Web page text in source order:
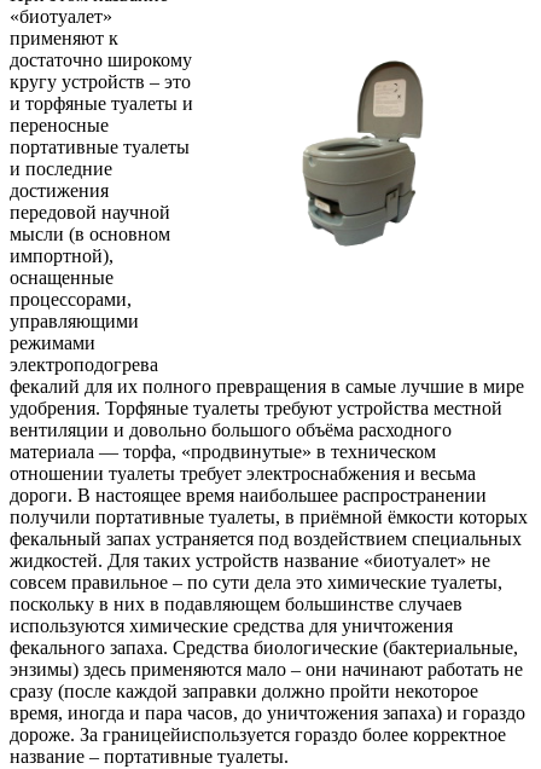
«биотуалет»
применяют к
достаточно широкому
кругу устройств – это
и торфяные туалеты и
переносные
портативные туалеты
и последние
достижения
передовой научной
мысли (в основном
импортной),
оснащенные
процессорами,
управляющими
режимами
электроподогрева
фекалий для их полного превращения в самые лучшие в мире
удобрения. Торфяные туалеты требуют устройства местной
вентиляции и довольно большого объёма расходного
материала — торфа, «продвинутые» в техническом
отношении туалеты требует электроснабжения и весьма
дороги. В настоящее время наибольшее распространении
получили портативные туалеты, в приёмной ёмкости которых
фекальный запах устраняется под воздействием специальных
жидкостей. Для таких устройств название «биотуалет» не
совсем правильное – по сути дела это химические туалеты,
поскольку в них в подавляющем большинстве случаев
используются химические средства для уничтожения
фекального запаха. Средства биологические (бактериальные,
энзимы) здесь применяются мало – они начинают работать не
сразу (после каждой заправки должно пройти некоторое
время, иногда и пара часов, до уничтожения запаха) и гораздо
дороже. За границейиспользуется гораздо более корректное
название – портативные туалеты.